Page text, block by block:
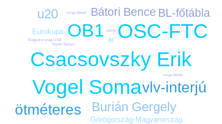
Csacsovszky Erik
OSC-FTC
Vogel Soma
OB1
vlv-interjú
ötméteres
Burián Gergely
u20 BL-főtábla
Bátori Bence
Eurokupa
Görögország-Magyarország
bl
edzés
Magyarország-USA
Nyéki Balázs
varga dániel
varga dénes